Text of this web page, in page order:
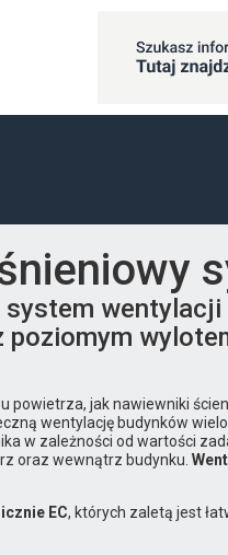
system
jak nawiewniki
wentylację budynków
w zależności od wartości
oraz wewnątrz budynku.
EC, których zaletą jest